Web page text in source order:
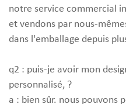
notre service commercial
et vendons par nous-
dans l'emballage depuis
q2 : puis-je avoir mon
personnalisé, ?
a : bien sûr. nous pouvons